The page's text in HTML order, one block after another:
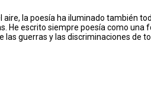
la poesía ha iluminado también
He escrito siempre poesía como
guerras y las discriminaciones de